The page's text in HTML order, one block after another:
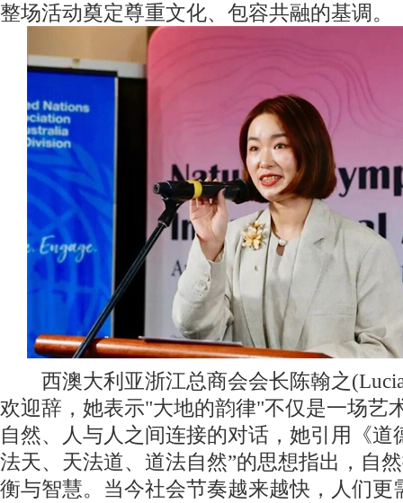
整场活动奠定尊重文化、包容共融的基调。
西澳大利亚浙江总商会会长陈翰之(Lucia
欢迎辞，她表示"大地的韵律"不仅是一场艺
自然、人与人之间连接的对话，她引用《道
法天、天法道、道法自然”的思想指出，自
衡与智慧。当今社会节奏越来越快，人们更